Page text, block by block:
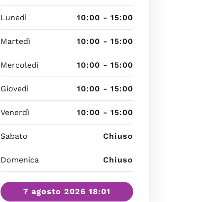
Lunedì 10:00 - 15:00
Martedì 10:00 - 15:00
Mercoledì 10:00 - 15:00
Giovedì 10:00 - 15:00
Venerdì 10:00 - 15:00
Sabato Chiuso
Domenica Chiuso
7 agosto 2026 18:01